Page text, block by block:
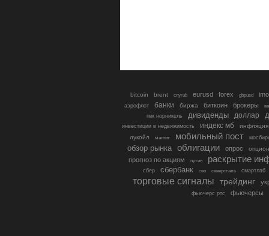
bitcoin brent cnyrub eurusd forex gbpusd
аэрофлот банки биржа биткоин брокеры
гмк норникель
дивиденды доллар
инвестиции в недвижимость индекс мб
инфляция
лукойл
магнит мобильный пост
обзор рынка облигации опрос
прогноз по акциям путин раскрытие
сбер сбербанк сво северсталь смартлаб
торговые сигналы трейдинг
фьючерс ртс фьючерсы